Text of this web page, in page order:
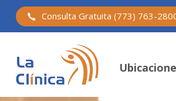
Consulta Gratuita (773) 763-